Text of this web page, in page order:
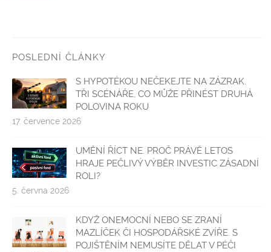
POSLEDNÍ ČLÁNKY
S HYPOTÉKOU NEČEKEJTE NA ZÁZRAK.
TŘI SCÉNÁŘE, CO MŮŽE PŘINÉST DRUHÁ
POLOVINA ROKU
17. července 2026
UMĚNÍ ŘÍCT NE. PROČ PRÁVĚ LETOS
HRAJE PEČLIVÝ VÝBĚR INVESTIC ZÁSADNÍ
ROLI?
5. června 2026
KDYŽ ONEMOCNÍ NEBO SE ZRANÍ
MAZLÍČEK ČI HOSPODÁŘSKÉ ZVÍŘE. S
POJIŠTĚNÍM NEMUSÍTE DĚLAT V PÉČI